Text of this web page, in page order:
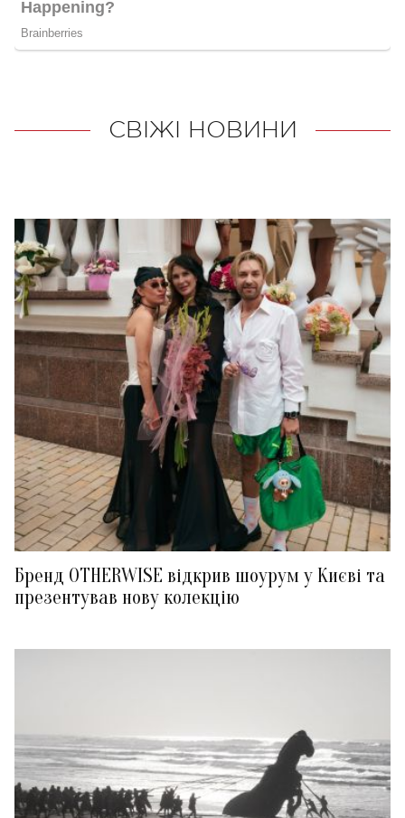
СВІЖІ НОВИНИ
Бренд OTHERWISE відкрив шоурум у Києві та
презентував нову колекцію